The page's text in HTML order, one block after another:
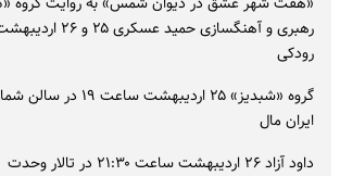
رودکی
ایران مال
داود آزاد ۲۶ اردیبهشت ساعت ۲۱:۳۰ در تالار وحدت